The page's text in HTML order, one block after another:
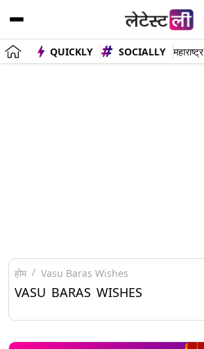
QUICKLY SOCIALLY महाराष्ट्र
होम Vasu Baras Wishes
VASU BARAS WISHES